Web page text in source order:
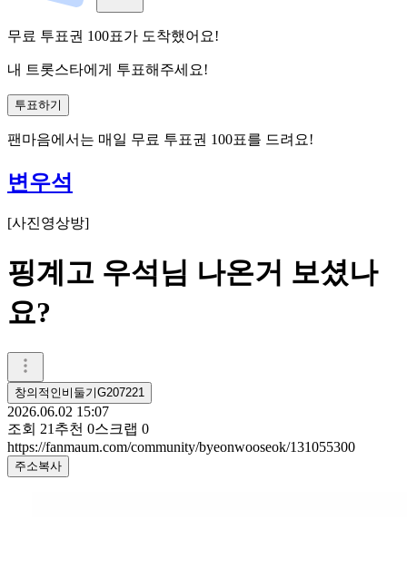
무료 투표권 100표가 도착했어요!
내 트롯스타에게 투표해주세요!
투표하기
팬마음에서는 매일 무료 투표권 100표를 드려요!
변우석
[사진영상방]
핑계고 우석님 나온거 보셨나
요?
창의적인비둘기G207221
2026.06.02 15:07
조회 21 추천 0스크랩 0
https://fanmaum.com/community/byeonwooseok/131055300
주소복사